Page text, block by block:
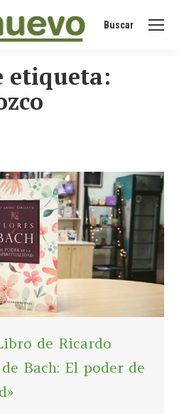
Buscar:
Buscar
etiqueta:
de Ricardo
Bach: El poder de